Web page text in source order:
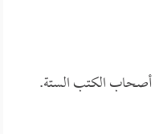
أصحاب الكتب الستة.